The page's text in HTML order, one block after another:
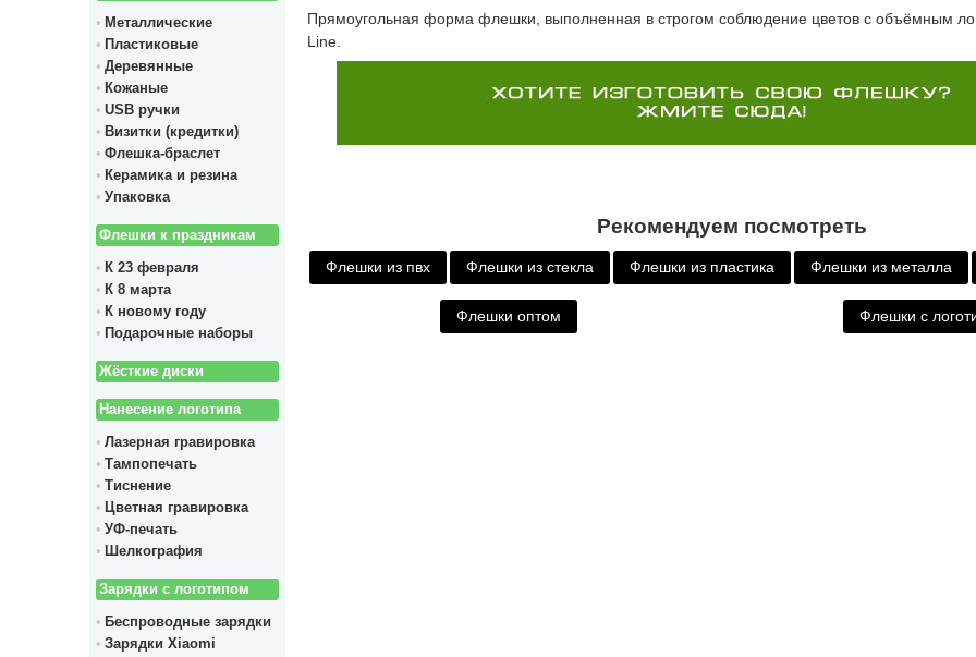
Металлические
Пластиковые
Деревянные
Кожаные
USB ручки
Визитки (кредитки)
Флешка-браслет
Керамика и резина
Упаковка
Флешки к праздникам
К 23 февраля
К 8 марта
К новому году
Подарочные наборы
Жёсткие диски
Нанесение логотипа
Лазерная гравировка
Тампопечать
Тиснение
Цветная гравировка
УФ-печать
Шелкография
Зарядки с логотипом
Беспроводные зарядки
Зарядки Xiaomi
Прямоугольная форма флешки, выполненная в строгом соблюдение цветов с объёмным
Line.
Рекомендуем посмотреть
Флешки из пвх Флешки из стекла Флешки из пластика Флешки из металла
Флешки оптом Флешки с